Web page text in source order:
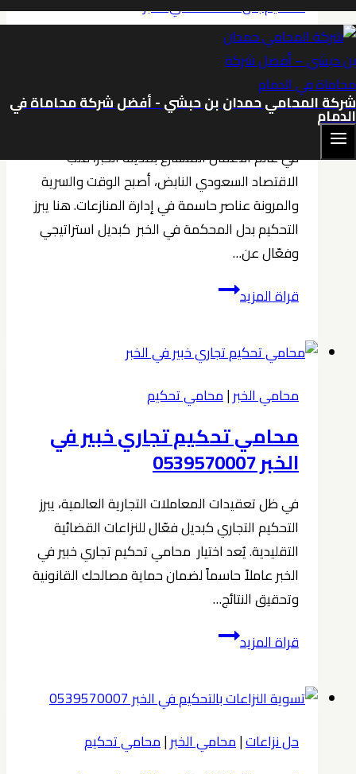
شركة المحامي حمدان بن حبشي - أفضل شركة محاماة في
الدمام
في
الخبر
0539570007
التحكيم|التحكيم في الخبر
التحكيم بدل المحكمة في الخبر
0539570007
في عالم الأعمال المتسارع بمدينة الخبر، قلب
الاقتصاد السعودي النابض، أصبح الوقت والسرية
والمرونة عناصر حاسمة في إدارة المنازعات. هنا يبرز
التحكيم بدل المحكمة في الخبر كبديل استراتيجي
وفعّال عن…
قراة المزيدالتحكيم
في
الخبر
0539570007
محامي الخبر|محامي تحكيم
محامي تحكيم تجاري خبير في
الخبر 0539570007
في ظل تعقيدات المعاملات التجارية العالمية، يبرز
التحكيم التجاري كبديل فعّال للنزاعات القضائية
التقليدية. يُعد اختيار محامي تحكيم تجاري خبير في
الخبر عاملاً حاسماً لضمان حماية مصالحك القانونية
وتحقيق النتائج…
قراة المزيدمحامي
خبير
في
الخبر
حل نزاعات|محامي الخبر|محامي تحكيم